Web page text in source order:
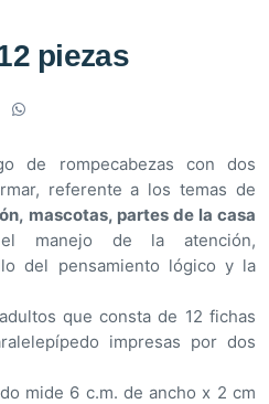
piezas
de rompecabezas con dos
referente a los temas de
mascotas, partes de la casa
manejo de la atención,
del pensamiento lógico y la
que consta de 12 fichas
impresas por dos
mide 6 c.m. de ancho x 2 cm